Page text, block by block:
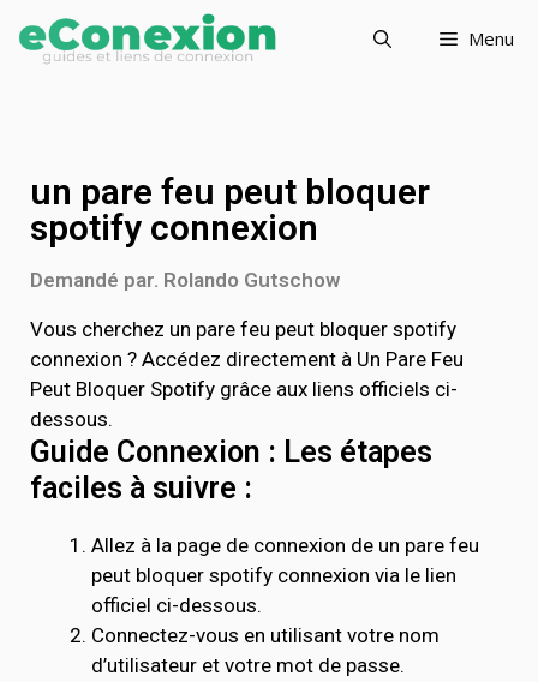
Menu
un pare feu peut bloquer
spotify connexion
Demandé par. Rolando Gutschow
Vous cherchez un pare feu peut bloquer spotify
connexion ? Accédez directement à Un Pare Feu
Peut Bloquer Spotify grâce aux liens officiels ci-
dessous.
Guide Connexion : Les étapes
faciles à suivre :
Allez à la page de connexion de un pare feu
peut bloquer spotify connexion via le lien
officiel ci-dessous.
Connectez-vous en utilisant votre nom
d’utilisateur et votre mot de passe.